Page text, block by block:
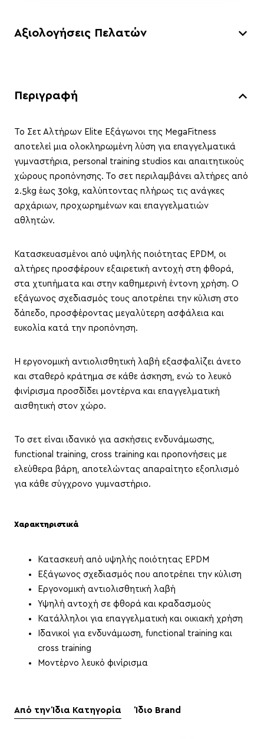
Αξιολογήσεις Πελατών
Περιγραφή
Το Σετ Αλτήρων Elite Εξάγωνοι της MegaFitness
αποτελεί μια ολοκληρωμένη λύση για επαγγελματικά
γυμναστήρια, personal training studios και απαιτητικούς
χώρους προπόνησης. Το σετ περιλαμβάνει αλτήρες από
2.5kg έως 30kg, καλύπτοντας πλήρως τις ανάγκες
αρχάριων, προχωρημένων και επαγγελματιών
αθλητών.
Κατασκευασμένοι από υψηλής ποιότητας EPDM, οι
αλτήρες προσφέρουν εξαιρετική αντοχή στη φθορά,
στα χτυπήματα και στην καθημερινή έντονη χρήση. Ο
εξάγωνος σχεδιασμός τους αποτρέπει την κύλιση στο
δάπεδο, προσφέροντας μεγαλύτερη ασφάλεια και
ευκολία κατά την προπόνηση.
Η εργονομική αντιολισθητική λαβή εξασφαλίζει άνετο
και σταθερό κράτημα σε κάθε άσκηση, ενώ το λευκό
φινίρισμα προσδίδει μοντέρνα και επαγγελματική
αισθητική στον χώρο.
Το σετ είναι ιδανικό για ασκήσεις ενδυνάμωσης,
functional training, cross training και προπονήσεις με
ελεύθερα βάρη, αποτελώντας απαραίτητο εξοπλισμό
για κάθε σύγχρονο γυμναστήριο.
Χαρακτηριστικά
Κατασκευή από υψηλής ποιότητας EPDM
Εξάγωνος σχεδιασμός που αποτρέπει την κύλιση
Εργονομική αντιολισθητική λαβή
Υψηλή αντοχή σε φθορά και κραδασμούς
Κατάλληλοι για επαγγελματική και οικιακή χρήση
Ιδανικοί για ενδυνάμωση, functional training και
cross training
Μοντέρνο λευκό φινίρισμα
Από την Ίδια Κατηγορία Ίδιο Brand